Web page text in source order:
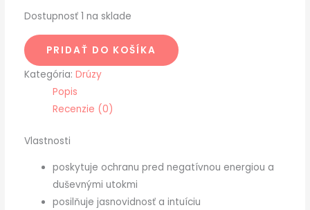
Dostupnosť 1 na sklade
PRIDAŤ DO KOŠÍKA
Kategória: Drúzy
Popis
Recenzie (0)
Vlastnosti
poskytuje ochranu pred negatívnou energiou a
duševnými utokmi
posilňuje jasnovidnosť a intuíciu